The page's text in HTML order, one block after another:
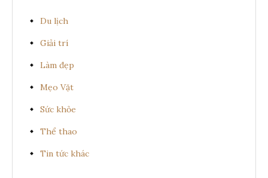
Du lịch
Giải trí
Làm đẹp
Mẹo Vặt
Sức khỏe
Thể thao
Tin tức khác